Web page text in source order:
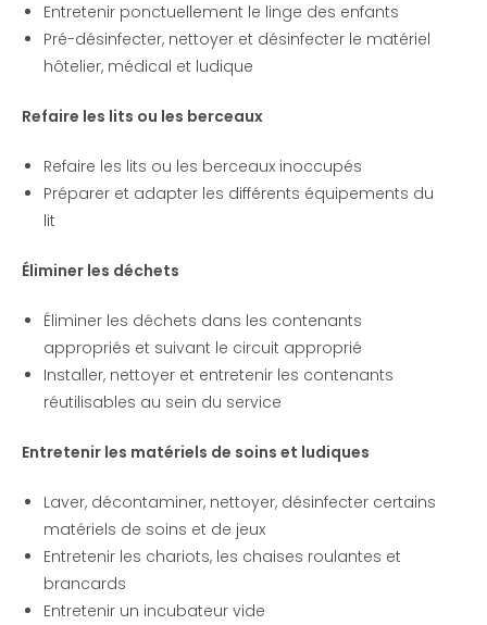
Entretenir ponctuellement le linge des enfants
Pré-désinfecter, nettoyer et désinfecter le matériel
hôtelier, médical et ludique
Refaire les lits ou les berceaux
Refaire les lits ou les berceaux inoccupés
Préparer et adapter les différents équipements du
lit
Éliminer les déchets
Éliminer les déchets dans les contenants
appropriés et suivant le circuit approprié
Installer, nettoyer et entretenir les contenants
réutilisables au sein du service
Entretenir les matériels de soins et ludiques
Laver, décontaminer, nettoyer, désinfecter certains
matériels de soins et de jeux
Entretenir les chariots, les chaises roulantes et
brancards
Entretenir un incubateur vide